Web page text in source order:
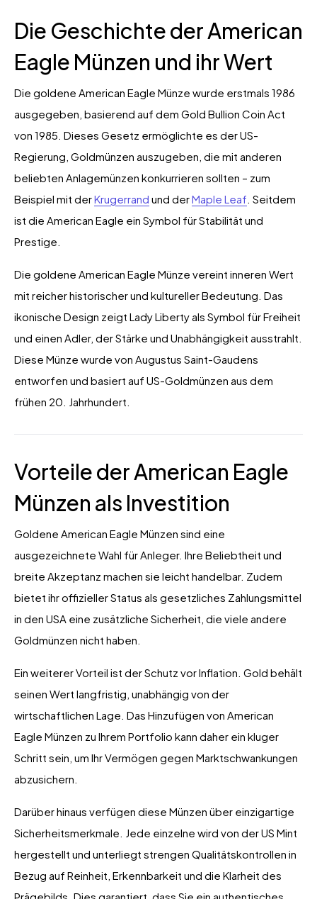
Die Geschichte der American
Eagle Münzen und ihr Wert
Die goldene American Eagle Münze wurde erstmals 1986
ausgegeben, basierend auf dem Gold Bullion Coin Act
von 1985. Dieses Gesetz ermöglichte es der US-
Regierung, Goldmünzen auszugeben, die mit anderen
beliebten Anlagemünzen konkurrieren sollten – zum
Beispiel mit derKrugerrand und derMaple Leaf. Seitdem
ist die American Eagle ein Symbol für Stabilität und
Prestige.
Die goldene American Eagle Münze vereint inneren Wert
mit reicher historischer und kultureller Bedeutung. Das
ikonische Design zeigt Lady Liberty als Symbol für Freiheit
und einen Adler, der Stärke und Unabhängigkeit ausstrahlt.
Diese Münze wurde von Augustus Saint-Gaudens
entworfen und basiert auf US-Goldmünzen aus dem
frühen 20. Jahrhundert.
Vorteile der American Eagle
Münzen als Investition
Goldene American Eagle Münzen sind eine
ausgezeichnete Wahl für Anleger. Ihre Beliebtheit und
breite Akzeptanz machen sie leicht handelbar. Zudem
bietet ihr offizieller Status als gesetzliches Zahlungsmittel
in den USA eine zusätzliche Sicherheit, die viele andere
Goldmünzen nicht haben.
Ein weiterer Vorteil ist der Schutz vor Inflation. Gold behält
seinen Wert langfristig, unabhängig von der
wirtschaftlichen Lage. Das Hinzufügen von American
Eagle Münzen zu Ihrem Portfolio kann daher ein kluger
Schritt sein, um Ihr Vermögen gegen Marktschwankungen
abzusichern.
Darüber hinaus verfügen diese Münzen über einzigartige
Sicherheitsmerkmale. Jede einzelne wird von der US Mint
hergestellt und unterliegt strengen Qualitätskontrollen in
Bezug auf Reinheit, Erkennbarkeit und die Klarheit des